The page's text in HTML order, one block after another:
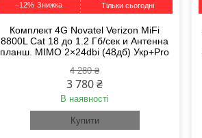
–12% Тільки сьогодні
Комплект 4G Novatel Verizon MiFi
8800L Cat 18 до 1.2 Гб/сек и Антенна
планш. MIMO 2×24dbi (48дб) Укр+Pro
4 280 ₴
3 780 ₴
В наявності
Купити